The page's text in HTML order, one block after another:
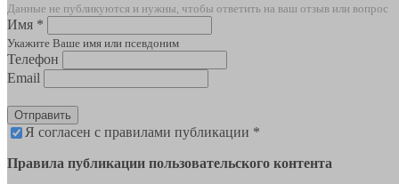
Данные не публикуются и нужны, чтобы ответить на ваш отзыв или вопрос
Имя *
Укажите Ваше имя или псевдоним
Телефон
Email
Отправить
Я согласен с правилами публикации *
Правила публикации пользовательского контента